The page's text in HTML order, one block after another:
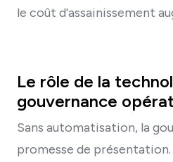
le coût d'assainissement
Le rôle de la
gouvernance
Sans automatisation, la
promesse de présentation.